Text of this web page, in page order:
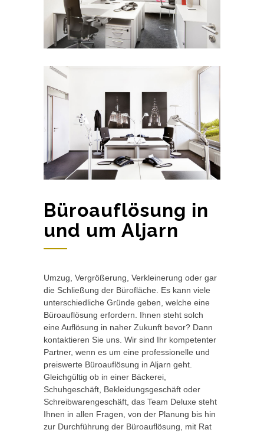
Büroauflösung in
und um Aljarn
Umzug, Vergrößerung, Verkleinerung oder gar
die Schließung der Bürofläche. Es kann viele
unterschiedliche Gründe geben, welche eine
Büroauflösung erfordern. Ihnen steht solch
eine Auflösung in naher Zukunft bevor? Dann
kontaktieren Sie uns. Wir sind Ihr kompetenter
Partner, wenn es um eine professionelle und
preiswerte Büroauflösung in Aljarn geht.
Gleichgültig ob in einer Bäckerei,
Schuhgeschäft, Bekleidungsgeschäft oder
Schreibwarengeschäft, das Team Deluxe steht
Ihnen in allen Fragen, von der Planung bis hin
zur Durchführung der Büroauflösung, mit Rat